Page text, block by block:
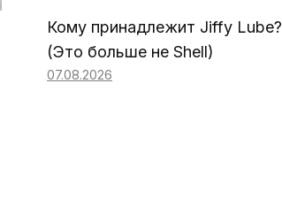
Кому принадлежит Jiffy Lube?
(Это больше не Shell)
07.08.2026